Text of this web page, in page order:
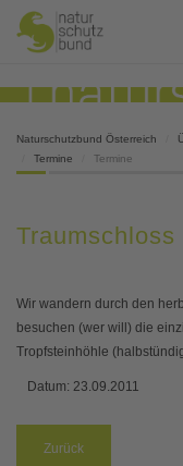
Naturschutzbund Österreich
Termine
Termine
Wir wandern durch den
besuchen (wer will) die
Tropfsteinhöhle
Datum: 23.09.2011
Zurück